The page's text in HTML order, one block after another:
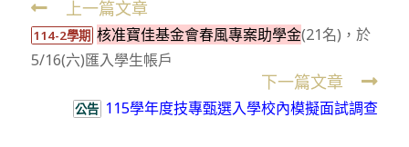
Read
more
articles
上一篇文章
114-2學期 核准寶佳基金會春風專案助學金(21名)，於
5/16(六)匯入學生帳戶
下一篇文章
公告 115學年度技專甄選入學校內模擬面試調查